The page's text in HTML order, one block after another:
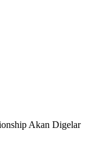
Akan Digelar